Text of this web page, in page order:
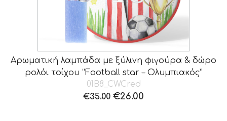
Αρωματική λαμπάδα με ξύλινη φιγούρα & δώρο
ρολόι τοίχου “Football star – Ολυμπιακός”
01B8_CWCred
€35.00 Original
€26.00